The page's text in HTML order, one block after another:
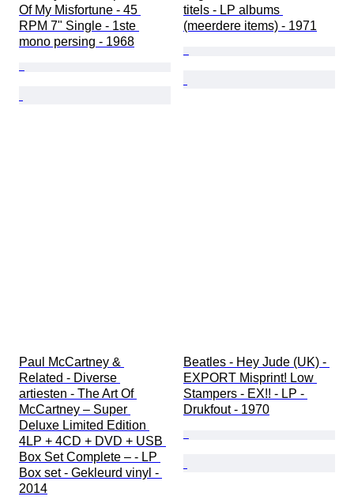
Of My Misfortune - 45
RPM 7" Single - 1ste
mono persing - 1968
titels - LP albums
(meerdere items) - 1971
Paul McCartney &
Related - Diverse
artiesten - The Art Of
McCartney – Super
Deluxe Limited Edition
4LP + 4CD + DVD + USB
Box Set Complete – - LP
Box set - Gekleurd vinyl -
2014
Beatles - Hey Jude (UK) -
EXPORT Misprint! Low
Stampers - EX!! - LP -
Drukfout - 1970